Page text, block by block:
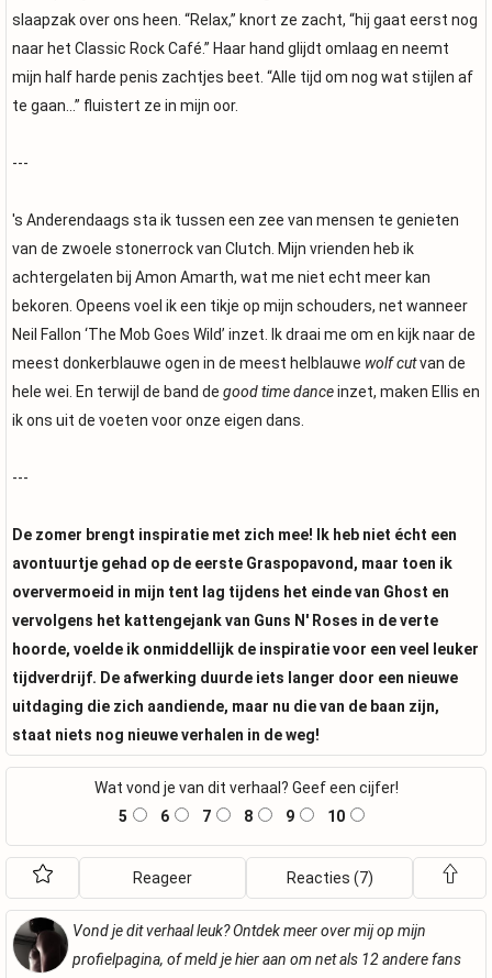
slaapzak over ons heen. “Relax,” knort ze zacht, “hij gaat eerst nog
naar het Classic Rock Café.” Haar hand glijdt omlaag en neemt
mijn half harde penis zachtjes beet. “Alle tijd om nog wat stijlen af
te gaan...” fluistert ze in mijn oor.
---
's Anderendaags sta ik tussen een zee van mensen te genieten
van de zwoele stonerrock van Clutch. Mijn vrienden heb ik
achtergelaten bij Amon Amarth, wat me niet echt meer kan
bekoren. Opeens voel ik een tikje op mijn schouders, net wanneer
Neil Fallon ‘The Mob Goes Wild’ inzet. Ik draai me om en kijk naar de
meest donkerblauwe ogen in de meest helblauwe wolf cutvan de
hele wei. En terwijl de band de good time danceinzet, maken Ellis en
ik ons uit de voeten voor onze eigen dans.
---
De zomer brengt inspiratie met zich mee! Ik heb niet écht een
avontuurtje gehad op de eerste Graspopavond, maar toen ik
oververmoeid in mijn tent lag tijdens het einde van Ghost en
vervolgens het kattengejank van Guns N' Roses in de verte
hoorde, voelde ik onmiddellijk de inspiratie voor een veel leuker
tijdverdrijf. De afwerking duurde iets langer door een nieuwe
uitdaging die zich aandiende, maar nu die van de baan zijn,
staat niets nog nieuwe verhalen in de weg!
Wat vond je van dit verhaal? Geef een cijfer!
5
6 7 8 9 10
Reageer Reacties (7)
Vond je dit verhaal leuk? Ontdek meer over mij op mijn
profielpagina, of meld je hier aan om net als 12 andere fans